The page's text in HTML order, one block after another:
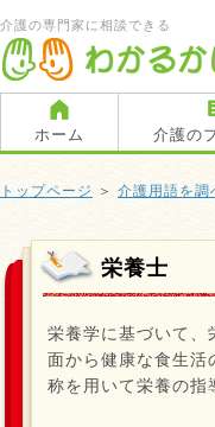
介護の専門家に相談できる
ホーム 介護の
トップページ ＞ 介護用語を調
栄養士
栄養学に基づいて
面から健康な食生活
称を用いて栄養の指